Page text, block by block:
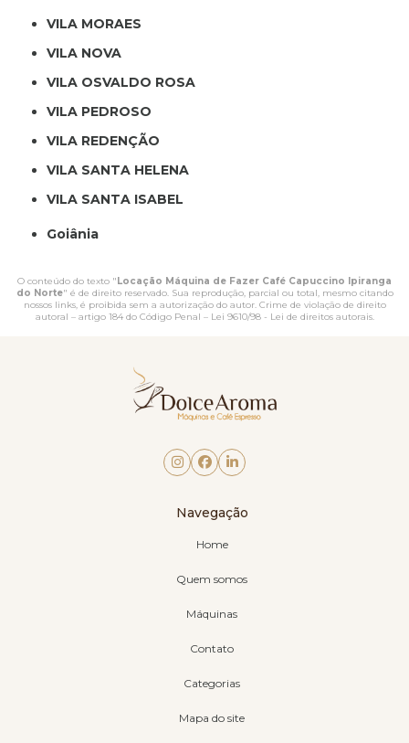
VILA MORAES
VILA NOVA
VILA OSVALDO ROSA
VILA PEDROSO
VILA REDENÇÃO
VILA SANTA HELENA
VILA SANTA ISABEL
Goiânia
O conteúdo do texto "Locação Máquina de Fazer Café Capuccino Ipiranga
do Norte" é de direito reservado. Sua reprodução, parcial ou total, mesmo citando
nossos links, é proibida sem a autorização do autor. Crime de violação de direito
autoral – artigo 184 do Código Penal – Lei 9610/98 - Lei de direitos autorais.
Navegação
Home
Quem somos
Máquinas
Contato
Categorias
Mapa do site